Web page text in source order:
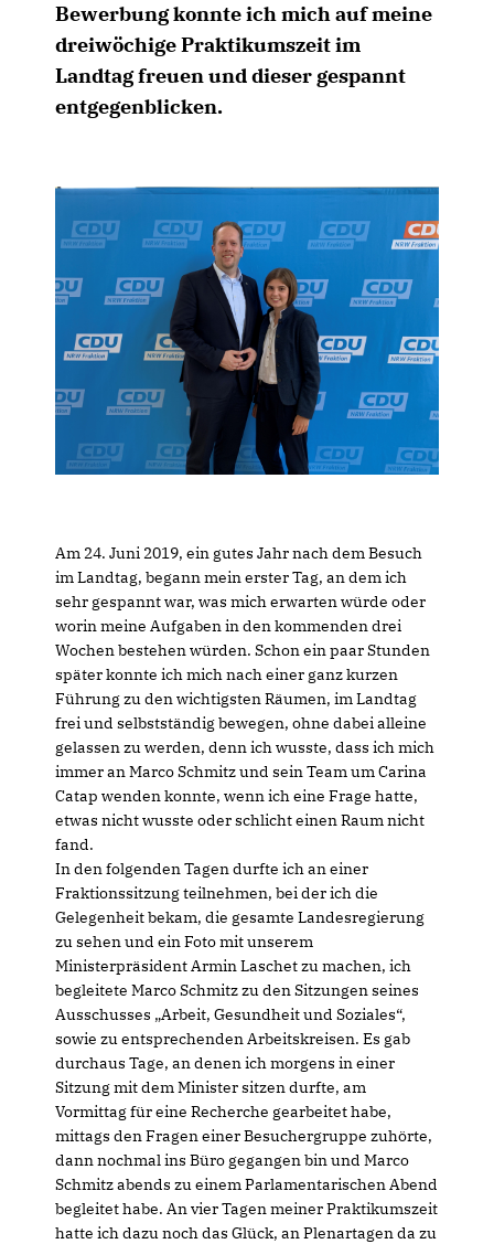
Bewerbung konnte ich mich auf meine
dreiwöchige Praktikumszeit im
Landtag freuen und dieser gespannt
entgegenblicken.
Am 24. Juni 2019, ein gutes Jahr nach dem Besuch
im Landtag, begann mein erster Tag, an dem ich
sehr gespannt war, was mich erwarten würde oder
worin meine Aufgaben in den kommenden drei
Wochen bestehen würden. Schon ein paar Stunden
später konnte ich mich nach einer ganz kurzen
Führung zu den wichtigsten Räumen, im Landtag
frei und selbstständig bewegen, ohne dabei alleine
gelassen zu werden, denn ich wusste, dass ich mich
immer an Marco Schmitz und sein Team um Carina
Catap wenden konnte, wenn ich eine Frage hatte,
etwas nicht wusste oder schlicht einen Raum nicht
fand.
In den folgenden Tagen durfte ich an einer
Fraktionssitzung teilnehmen, bei der ich die
Gelegenheit bekam, die gesamte Landesregierung
zu sehen und ein Foto mit unserem
Ministerpräsident Armin Laschet zu machen, ich
begleitete Marco Schmitz zu den Sitzungen seines
Ausschusses „Arbeit, Gesundheit und Soziales“,
sowie zu entsprechenden Arbeitskreisen. Es gab
durchaus Tage, an denen ich morgens in einer
Sitzung mit dem Minister sitzen durfte, am
Vormittag für eine Recherche gearbeitet habe,
mittags den Fragen einer Besuchergruppe zuhörte,
dann nochmal ins Büro gegangen bin und Marco
Schmitz abends zu einem Parlamentarischen Abend
begleitet habe. An vier Tagen meiner Praktikumszeit
hatte ich dazu noch das Glück, an Plenartagen da zu